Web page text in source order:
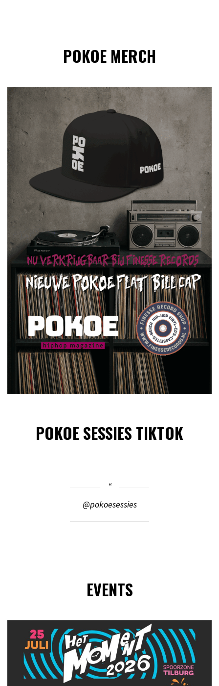
POKOE MERCH
POKOE SESSIES TIKTOK
@pokoesessies
EVENTS